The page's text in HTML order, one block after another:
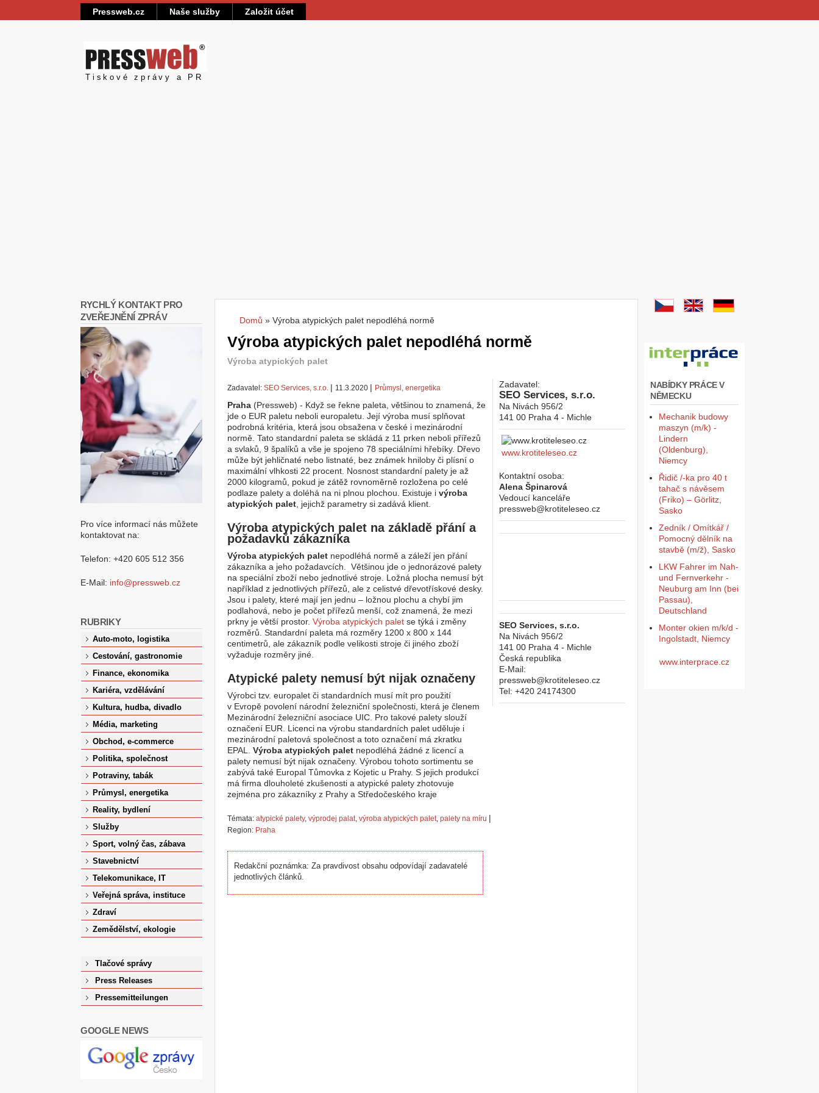
Pressweb.cz Naše služby Založit účet
Pressweb
Tiskové zprávy a PR
Jste zde
Domů » Výroba atypických palet nepodléhá normě
Výroba atypických palet nepodléhá normě
Výroba atypických palet
Zadavatel: SEO Services, s.r.o. | 11.3.2020 | Průmysl, energetika
Praha (Pressweb) - Když se řekne paleta, většinou to znamená, že
jde o EUR paletu neboli europaletu. Její výroba musí splňovat
podrobná kritéria, která jsou obsažena v české i mezinárodní
normě. Tato standardní paleta se skládá z 11 prken neboli přířezů
a svlaků, 9 špalíků a vše je spojeno 78 speciálními hřebíky. Dřevo
může být jehličnaté nebo listnaté, bez známek hniloby či plísní o
maximální vlhkosti 22 procent. Nosnost standardní palety je až
2000 kilogramů, pokud je zátěž rovnoměrně rozložena po celé
podlaze palety a doléhá na ni plnou plochou. Existuje i výroba
atypických palet , jejichž parametry si zadává klient.
Výroba atypických palet na základě přání a
požadavků zákazníka
Výroba atypických palet nepodléhá normě a záleží jen přání
zákazníka a jeho požadavcích. Většinou jde o jednorázové palety
na speciální zboží nebo jednotlivé stroje. Ložná plocha nemusí být
například z jednotlivých přířezů, ale z celistvé dřevotřískové desky.
Jsou i palety, které mají jen jednu – ložnou plochu a chybí jim
podlahová, nebo je počet přířezů menší, což znamená, že mezi
prkny je větší prostor. Výroba atypických palet se týká i změny
rozměrů. Standardní paleta má rozměry 1200 x 800 x 144
centimetrů, ale zákazník podle velikosti stroje či jiného zboží
vyžaduje rozměry jiné.
Atypické palety nemusí být nijak označeny
Výrobci tzv. europalet či standardních musí mít pro použití
v Evropě povolení národní železniční společnosti, která je členem
Mezinárodní železniční asociace UIC. Pro takové palety slouží
označení EUR. Licenci na výrobu standardních palet uděluje i
mezinárodní paletová společnost a toto označení má zkratku
EPAL. Výroba atypických palet nepodléhá žádné z licencí a
palety nemusí být nijak označeny. Výrobou tohoto sortimentu se
zabývá také Europal Tůmovka z Kojetic u Prahy. S jejich produkcí
má firma dlouholeté zkušenosti a atypické palety zhotovuje
zejména pro zákazníky z Prahy a Středočeského kraje
Témata: atypické palety, výprodej palat, výroba atypických palet, palety na míru |
Region: Praha
Redakční poznámka: Za pravdivost obsahu odpovídají zadavatelé
jednotlivých článků.
Zadavatel:
SEO Services, s.r.o.
Na Nivách 956/2
141 00 Praha 4 - Michle
www.krotiteleseo.cz
Kontaktní osoba:
Alena Špinarová
Vedoucí kanceláře
pressweb@krotiteleseo.cz
SEO Services, s.r.o.
Na Nivách 956/2
141 00 Praha 4 - Michle
Česká republika
E-Mail:
pressweb@krotiteleseo.cz
Tel:+420 24174300
RYCHLÝ KONTAKT PRO
ZVEŘEJNĚNÍ ZPRÁV
Pro více informací nás můžete
kontaktovat na:
Telefon: +420 605 512 356
E-Mail: info@pressweb.cz
RUBRIKY
Auto-moto, logistika
Cestování, gastronomie
Finance, ekonomika
Kariéra, vzdělávání
Kultura, hudba, divadlo
Média, marketing
Obchod, e-commerce
Politika, společnost
Potraviny, tabák
Průmysl, energetika
Reality, bydlení
Služby
Sport, volný čas, zábava
Stavebnictví
Telekomunikace, IT
Veřejná správa, instituce
Zdraví
Zemědělství, ekologie
Tlačové správy
Press Releases
Pressemitteilungen
GOOGLE NEWS
NABÍDKY PRÁCE V
NĚMECKU
Mechanik budowy
maszyn (m/k) -
Lindern
(Oldenburg),
Niemcy
Řidič /-ka pro 40 t
tahač s návěsem
(Friko) – Görlitz,
Sasko
Zedník / Omítkář /
Pomocný dělník na
stavbě (m/ž), Sasko
LKW Fahrer im Nah-
und Fernverkehr -
Neuburg am Inn (bei
Passau),
Deutschland
Monter okien m/k/d -
Ingolstadt, Niemcy
www.interprace.cz